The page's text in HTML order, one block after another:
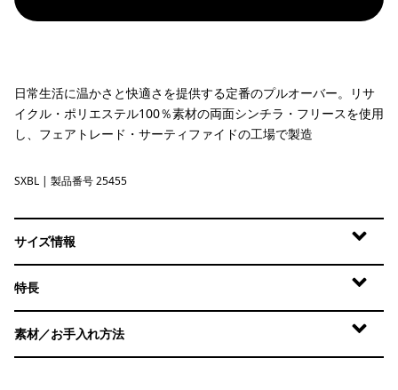
日常生活に温かさと快適さを提供する定番のプルオーバー。リサ
イクル・ポリエステル100％素材の両面シンチラ・フリースを使用
し、フェアトレード・サーティファイドの工場で製造
Saxifrage: Sunken Blue
SXBL | 製品番号 25455
サイズ情報
特長
素材／お手入れ方法